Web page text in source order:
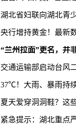
湖北省妇联向湖北青
央行增持黄金！最新
“兰州拉面”更名，并
交通运输部启动台风
夏天爱穿洞洞鞋？这
紧急提示：湖北重点